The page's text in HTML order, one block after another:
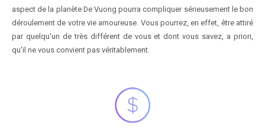
aspect de la planète De Vuong pourra compliquer sérieusement le bon
déroulement de votre vie amoureuse. Vous pourrez, en effet, être attiré
par quelqu'un de très différent de vous et dont vous savez, a priori,
qu'il ne vous convient pas véritablement.